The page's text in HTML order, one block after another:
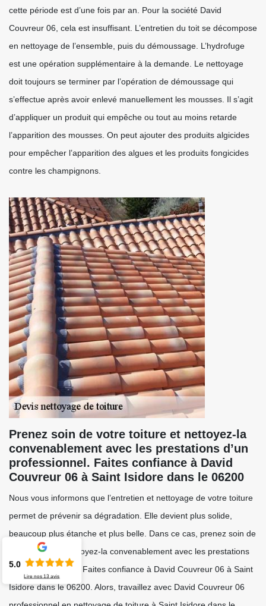
cette période est d’une fois par an. Pour la société David
Couvreur 06, cela est insuffisant. L’entretien du toit se décompose
en nettoyage de l’ensemble, puis du démoussage. L’hydrofuge
est une opération supplémentaire à la demande. Le nettoyage
doit toujours se terminer par l’opération de démoussage qui
s’effectue après avoir enlevé manuellement les mousses. Il s’agit
d’appliquer un produit qui empêche ou tout au moins retarde
l’apparition des mousses. On peut ajouter des produits algicides
pour empêcher l’apparition des algues et les produits fongicides
contre les champignons.
Prenez soin de votre toiture et nettoyez-la
convenablement avec les prestations d’un
professionnel. Faites confiance à David
Couvreur 06 à Saint Isidore dans le 06200
Nous vous informons que l’entretien et nettoyage de votre toiture
permet de prévenir sa dégradation. Elle devient plus solide,
beaucoup plus étanche et plus belle. Dans ce cas, prenez soin de
votre toiture et nettoyez-la convenablement avec les prestations
d’un professionnel. Faites confiance à David Couvreur 06 à Saint
Isidore dans le 06200. Alors, travaillez avec David Couvreur 06
5.0
Lire nos13 avis